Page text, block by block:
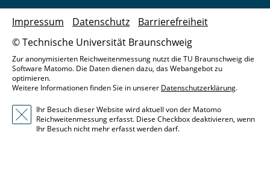
© Technische Universität Braunschweig
Impressum Datenschutz Barrierefreiheit
Zur anonymisierten Reichweitenmessung nutzt die TU Braunschweig die
Software Matomo. Die Daten dienen dazu, das Webangebot zu
optimieren.
Weitere Informationen finden Sie in unserer Datenschutzerklärung.
Ihr Besuch dieser Website wird aktuell von der Matomo
Reichweitenmessung erfasst. Diese Checkbox deaktivieren, wenn
Ihr Besuch nicht mehr erfasst werden darf.